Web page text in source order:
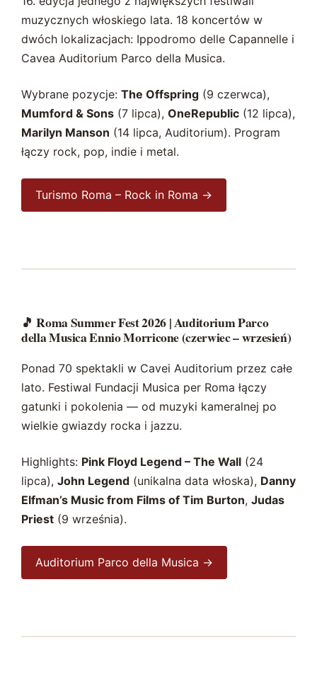
muzycznych włoskiego lata. 18 koncertów w
dwóch lokalizacjach: Ippodromo delle Capannelle i
Cavea Auditorium Parco della Musica.
Wybrane pozycje: The Offspring (9 czerwca),
Mumford & Sons (7 lipca), OneRepublic (12 lipca),
Marilyn Manson (14 lipca, Auditorium). Program
łączy rock, pop, indie i metal.
Turismo Roma – Rock in Roma →
🎵 Roma Summer Fest 2026 | Auditorium Parco
della Musica Ennio Morricone (czerwiec – wrzesień)
Ponad 70 spektakli w Cavei Auditorium przez całe
lato. Festiwal Fundacji Musica per Roma łączy
gatunki i pokolenia — od muzyki kameralnej po
wielkie gwiazdy rocka i jazzu.
Highlights: Pink Floyd Legend – The Wall (24
lipca), John Legend (unikalna data włoska), Danny
Elfman’s Music from Films of Tim Burton, Judas
Priest (9 września).
Auditorium Parco della Musica →